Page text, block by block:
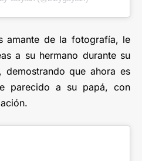
amante de la fotografía, le
a su hermano durante su
demostrando que ahora es
parecido a su papá, con